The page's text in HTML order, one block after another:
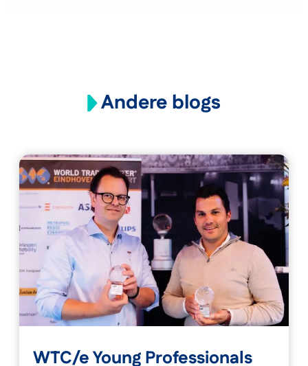
Andere blogs
WTC/e Young Professionals